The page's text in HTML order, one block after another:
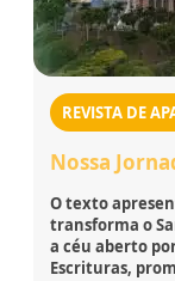
REVISTA DE
Nossa
O texto
transforma o
a céu aberto
Escrituras,